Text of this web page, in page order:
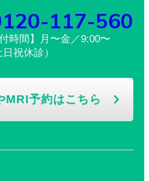
117-560
付時間】月〜金／9:00〜
祝休診）
MRI予約はこちら